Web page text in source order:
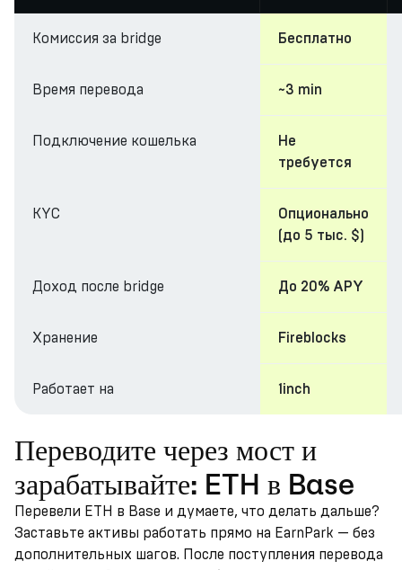
Комиссия за bridge Бесплатно
Время перевода ~3 min
Подключение кошелька
Не
требуется
KYC
Опционально
(до 5 тыс. $)
Доход после bridge До 20% APY
Хранение Fireblocks
Работает на 1inch
Переводите через мост и
зарабатывайте: ETH в Base
Перевели ETH в Base и думаете, что делать дальше?
Заставьте активы работать прямо на EarnPark — без
дополнительных шагов. После поступления перевода